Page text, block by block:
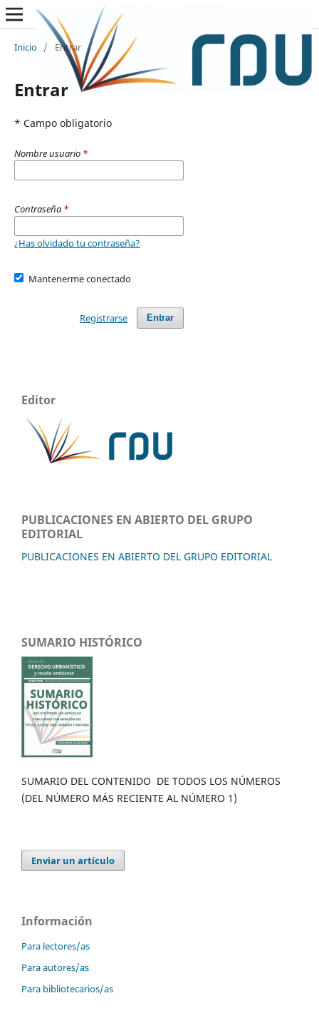
Inicio / Entrar
Entrar
* Campo obligatorio
Nombre usuario *
Contraseña *
¿Has olvidado tu contraseña?
Mantenerme conectado
Entrar
Registrarse
Editor
PUBLICACIONES EN ABIERTO DEL GRUPO
EDITORIAL
PUBLICACIONES EN ABIERTO DEL GRUPO EDITORIAL
SUMARIO HISTÓRICO
SUMARIO DEL CONTENIDO DE TODOS LOS NÚMEROS
(DEL NÚMERO MÁS RECIENTE AL NÚMERO 1)
Enviar un artículo
Información
Para lectores/as
Para autores/as
Para bibliotecarios/as